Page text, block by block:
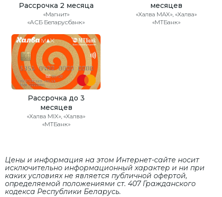
Рассрочка 2 месяца
«Магнит»
«АСБ Беларусбанк»
месяцев
«Халва MAX», «Халва»
«МТБанк»
Рассрочка до 3
месяцев
«Халва MIX», «Халва»
«МТБанк»
Цены и информация на этом Интернет-сайте носит
исключительно информационный характер и ни при
каких условиях не является публичной офертой,
определяемой положениями cт. 407 Гражданского
кодекса Республики Беларусь.